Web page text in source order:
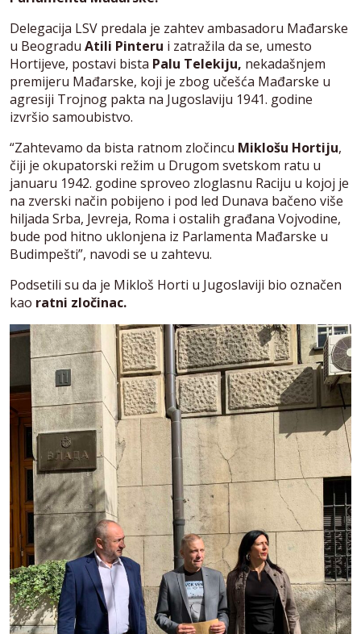
Delegacija LSV predala je zahtev ambasadoru Mađarske
u Beogradu Atili Pinteru i zatražila da se, umesto
Hortijeve, postavi bista Palu Telekiju, nekadašnjem
premijeru Mađarske, koji je zbog učešća Mađarske u
agresiji Trojnog pakta na Jugoslaviju 1941. godine
izvršio samoubistvo.
“Zahtevamo da bista ratnom zločincu Miklošu Hortiju,
čiji je okupatorski režim u Drugom svetskom ratu u
januaru 1942. godine sproveo zloglasnu Raciju u kojoj je
na zverski način pobijeno i pod led Dunava bačeno više
hiljada Srba, Jevreja, Roma i ostalih građana Vojvodine,
bude pod hitno uklonjena iz Parlamenta Mađarske u
Budimpešti”, navodi se u zahtevu.
Podsetili su da je Mikloš Horti u Jugoslaviji bio označen
kao ratni zločinac.